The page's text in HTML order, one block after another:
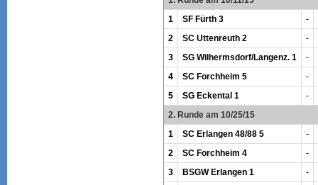
1
SF Fürth 3 -
2
SC Uttenreuth 2 -
3
SG Wilhermsdorf/Langenz. 1 -
4
SC Forchheim 5 -
5
SG Eckental 1 -
2. Runde am 10/25/15
1
SC Erlangen 48/88 5 -
2
SC Forchheim 4 -
3
BSGW Erlangen 1 -